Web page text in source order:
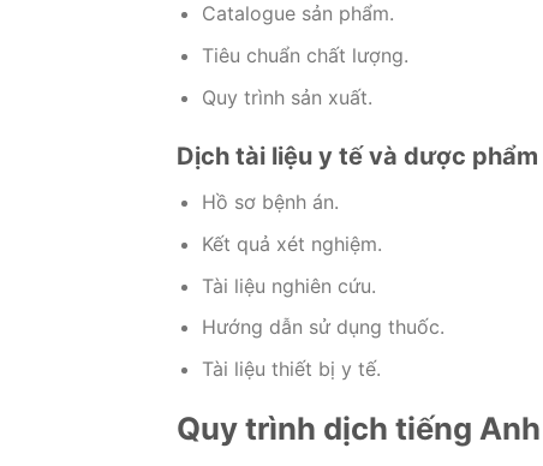
Catalogue sản phẩm.
Tiêu chuẩn chất lượng.
Quy trình sản xuất.
Dịch tài liệu y tế và dược phẩm
Hồ sơ bệnh án.
Kết quả xét nghiệm.
Tài liệu nghiên cứu.
Hướng dẫn sử dụng thuốc.
Tài liệu thiết bị y tế.
Quy trình dịch tiếng